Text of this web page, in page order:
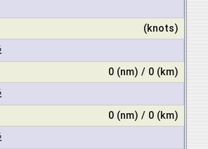
(knots)
0 (nm) / 0 (km)
0 (nm) / 0 (km)